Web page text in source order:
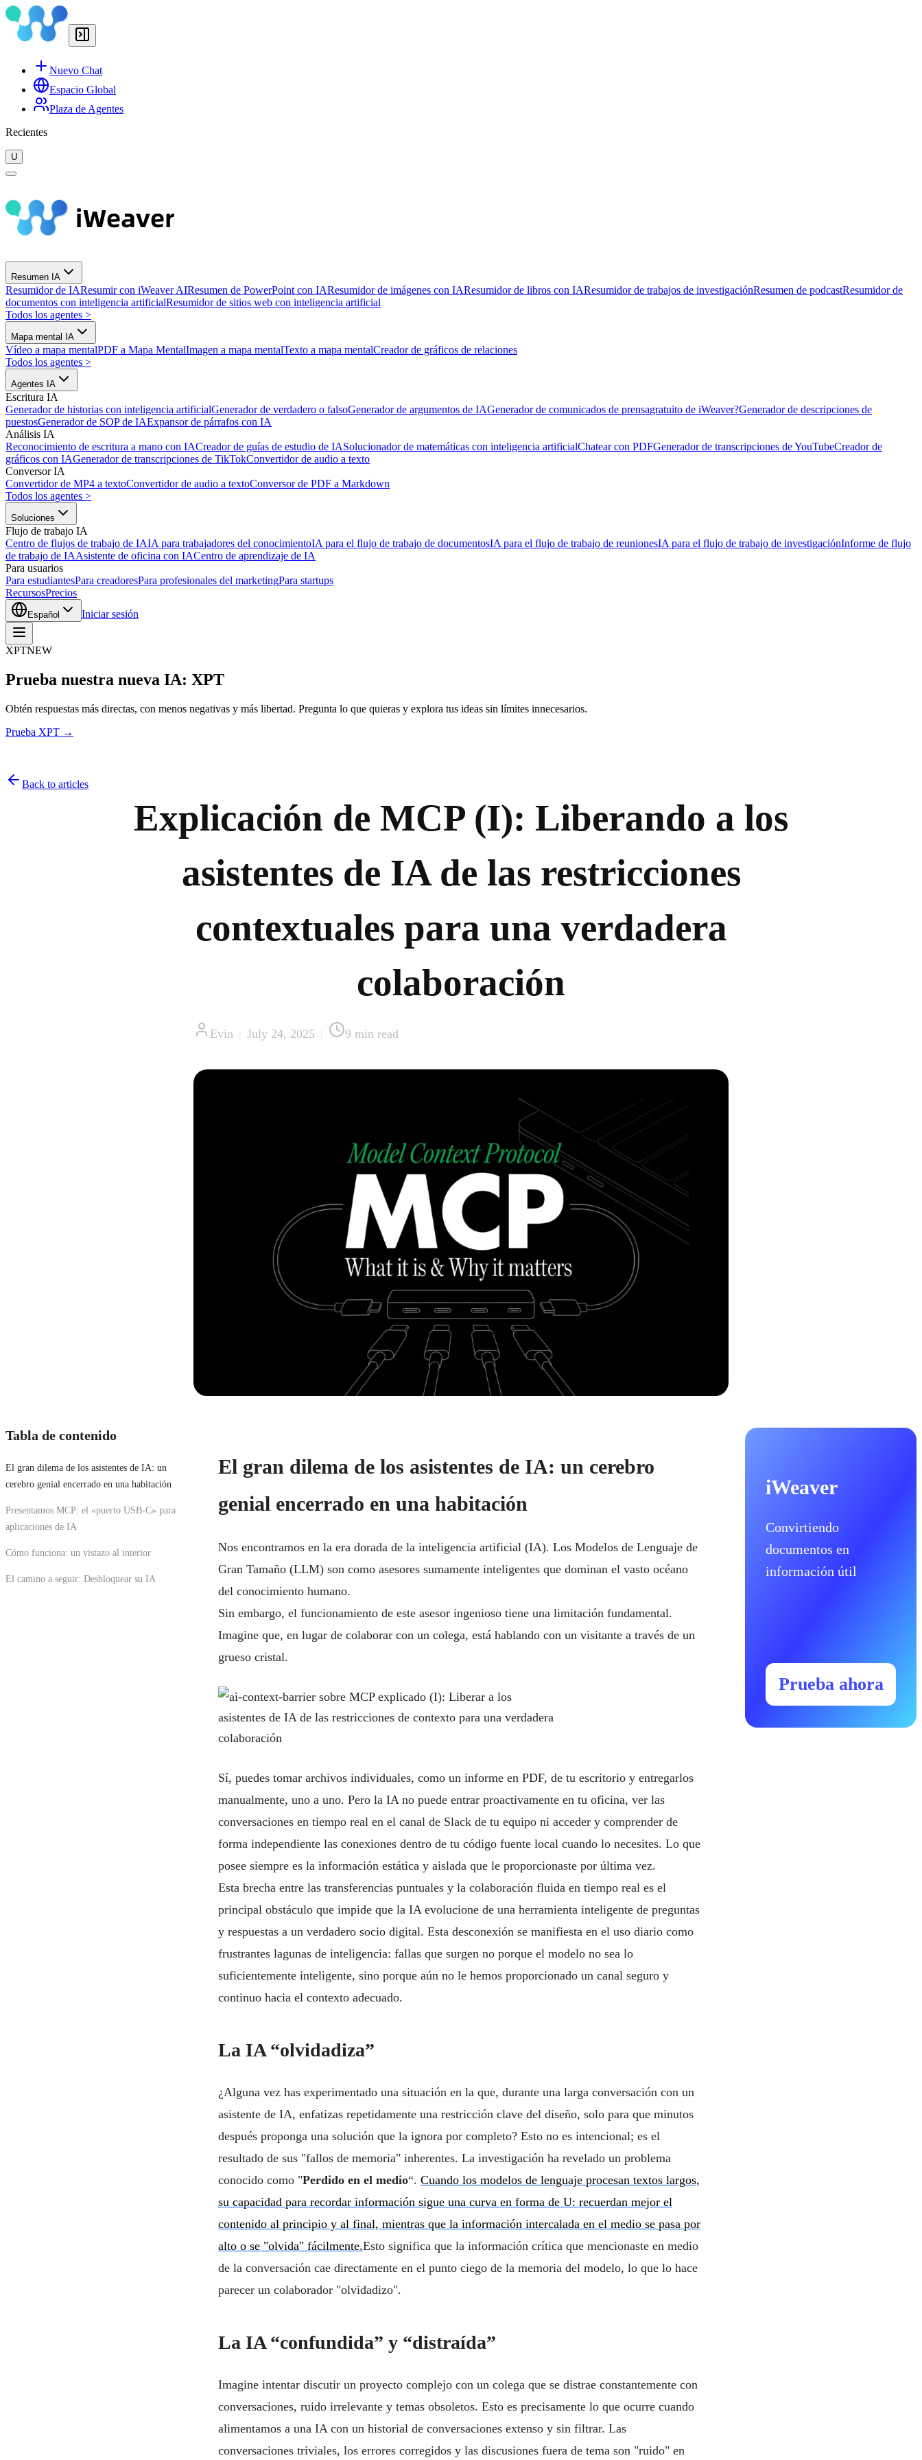
Nuevo Chat
Espacio Global
Plaza de Agentes
Recientes
U
Resumen IA
Resumidor de IAResumir con iWeaver AIResumen de PowerPoint con IAResumidor de imágenes con IAResumidor de libros con IAResumidor de trabajos de investigaciónResumen de podcastResumidor de
documentos con inteligencia artificialResumidor de sitios web con inteligencia artificial
Todos los agentes >
Mapa mental IA
Vídeo a mapa mentalPDF a Mapa MentalImagen a mapa mentalTexto a mapa mentalCreador de gráficos de relaciones
Todos los agentes >
Agentes IA
Escritura IA
Generador de historias con inteligencia artificialGenerador de verdadero o falsoGenerador de argumentos de IAGenerador de comunicados de prensagratuito de iWeaver?Generador de descripciones de
puestosGenerador de SOP de IAExpansor de párrafos con IA
Análisis IA
Reconocimiento de escritura a mano con IACreador de guías de estudio de IASolucionador de matemáticas con inteligencia artificialChatear con PDFGenerador de transcripciones de YouTubeCreador de
gráficos con IAGenerador de transcripciones de TikTokConvertidor de audio a texto
Conversor IA
Convertidor de MP4 a textoConvertidor de audio a textoConversor de PDF a Markdown
Todos los agentes >
Soluciones
Flujo de trabajo IA
Centro de flujos de trabajo de IAIA para trabajadores del conocimientoIA para el flujo de trabajo de documentosIA para el flujo de trabajo de reunionesIA para el flujo de trabajo de investigaciónInforme de flujo
de trabajo de IAAsistente de oficina con IACentro de aprendizaje de IA
Para usuarios
Para estudiantesPara creadoresPara profesionales del marketingPara startups
RecursosPrecios
Español Iniciar sesión
XPTNEW
Prueba nuestra nueva IA: XPT
Obtén respuestas más directas, con menos negativas y más libertad. Pregunta lo que quieras y explora tus ideas sin límites innecesarios.
Prueba XPT →
Back to articles
Explicación de MCP (I): Liberando a los
asistentes de IA de las restricciones
contextuales para una verdadera
colaboración
Evin July 24, 2025 9 min read
Tabla de contenido
El gran dilema de los asistentes de IA: un
cerebro genial encerrado en una habitación
Presentamos MCP: el «puerto USB-C» para
aplicaciones de IA
Cómo funciona: un vistazo al interior
El camino a seguir: Desbloquear su IA
El gran dilema de los asistentes de IA: un cerebro
genial encerrado en una habitación
Nos encontramos en la era dorada de la inteligencia artificial (IA). Los Modelos de Lenguaje de
Gran Tamaño (LLM) son como asesores sumamente inteligentes que dominan el vasto océano
del conocimiento humano.
Sin embargo, el funcionamiento de este asesor ingenioso tiene una limitación fundamental.
Imagine que, en lugar de colaborar con un colega, está hablando con un visitante a través de un
grueso cristal.
Sí, puedes tomar archivos individuales, como un informe en PDF, de tu escritorio y entregarlos
manualmente, uno a uno. Pero la IA no puede entrar proactivamente en tu oficina, ver las
conversaciones en tiempo real en el canal de Slack de tu equipo ni acceder y comprender de
forma independiente las conexiones dentro de tu código fuente local cuando lo necesites. Lo que
posee siempre es la información estática y aislada que le proporcionaste por última vez.
Esta brecha entre las transferencias puntuales y la colaboración fluida en tiempo real es el
principal obstáculo que impide que la IA evolucione de una herramienta inteligente de preguntas
y respuestas a un verdadero socio digital. Esta desconexión se manifiesta en el uso diario como
frustrantes lagunas de inteligencia: fallas que surgen no porque el modelo no sea lo
suficientemente inteligente, sino porque aún no le hemos proporcionado un canal seguro y
continuo hacia el contexto adecuado.
La IA “olvidadiza”
¿Alguna vez has experimentado una situación en la que, durante una larga conversación con un
asistente de IA, enfatizas repetidamente una restricción clave del diseño, solo para que minutos
después proponga una solución que la ignora por completo? Esto no es intencional; es el
resultado de sus "fallos de memoria" inherentes. La investigación ha revelado un problema
conocido como "Perdido en el medio“. Cuando los modelos de lenguaje procesan textos largos,
su capacidad para recordar información sigue una curva en forma de U: recuerdan mejor el
contenido al principio y al final, mientras que la información intercalada en el medio se pasa por
alto o se "olvida" fácilmente.Esto significa que la información crítica que mencionaste en medio
de la conversación cae directamente en el punto ciego de la memoria del modelo, lo que lo hace
parecer un colaborador "olvidadizo".
La IA “confundida” y “distraída”
Imagine intentar discutir un proyecto complejo con un colega que se distrae constantemente con
conversaciones, ruido irrelevante y temas obsoletos. Esto es precisamente lo que ocurre cuando
alimentamos a una IA con un historial de conversaciones extenso y sin filtrar. Las
conversaciones triviales, los errores corregidos y las discusiones fuera de tema son "ruido" en
iWeaver
Convirtiendo
documentos en
información útil
Prueba ahora